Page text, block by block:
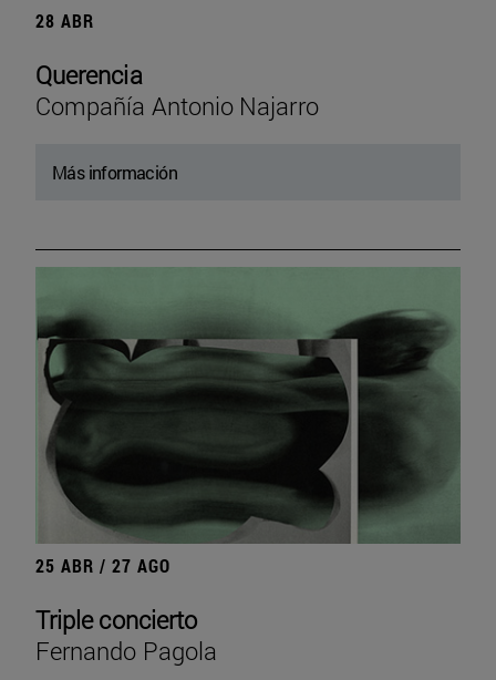
28 ABR
Querencia
Compañía Antonio Najarro
Más información
25 ABR / 27 AGO
Triple concierto
Fernando Pagola